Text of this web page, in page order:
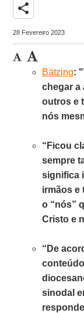
share
28 Fevereiro 2023
Bätzing:
chegar a
outros e
nós
“Ficou
sempre
significa
irmãos e
o “nós”
Cristo e
“De
sinodal